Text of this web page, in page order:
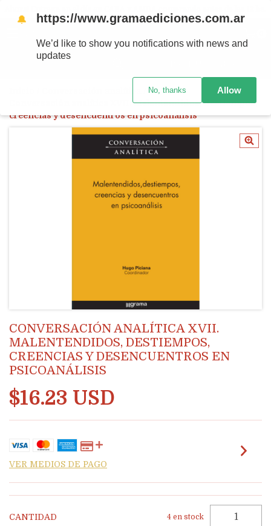
Conversación analítica XVII. Malentendidos, destiempos,
creencias y desencuentros en psicoanálisis
CONVERSACIÓN ANALÍTICA XVII.
MALENTENDIDOS, DESTIEMPOS,
CREENCIAS Y DESENCUENTROS EN
PSICOANÁLISIS
$16.23 USD
VER MEDIOS DE PAGO
CANTIDAD 4 en stock
🔔 https://www.gramaediciones.com.ar
We’d like to show you notifications with news and
updates
No, thanks Allow